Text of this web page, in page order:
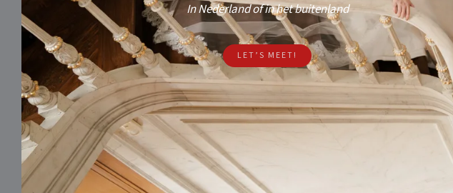
In Nederland of in het buitenland
LET’S MEET!